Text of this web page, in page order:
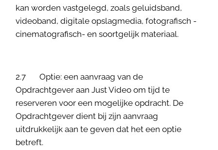
kan worden vastgelegd, zoals geluidsband,
videoband, digitale opslagmedia, fotografisch -
cinematografisch- en soortgelijk materiaal.
2.7 Optie: een aanvraag van de
Opdrachtgever aan Just Video om tijd te
reserveren voor een mogelijke opdracht. De
Opdrachtgever dient bij zijn aanvraag
uitdrukkelijk aan te geven dat het een optie
betreft.